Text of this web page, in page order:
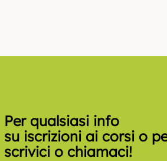
Per qualsiasi info
su iscrizioni ai corsi o
scrivici o chiamaci!